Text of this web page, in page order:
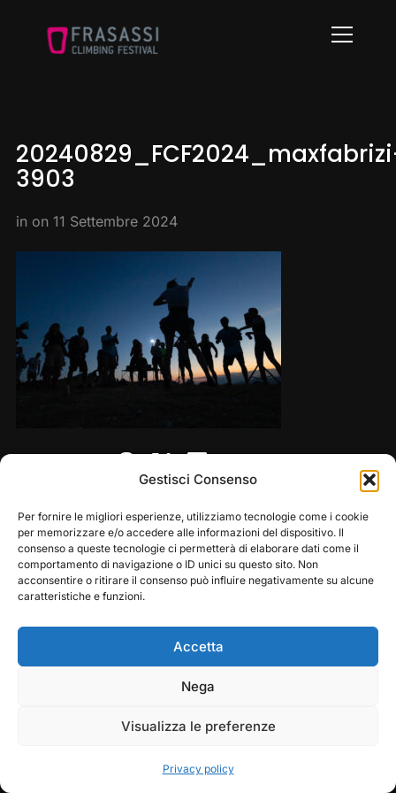
Gestisci Consenso
Per fornire le migliori esperienze, utilizziamo tecnologie come i cookie
per memorizzare e/o accedere alle informazioni del dispositivo. Il
consenso a queste tecnologie ci permetterà di elaborare dati come il
comportamento di navigazione o ID unici su questo sito. Non
acconsentire o ritirare il consenso può influire negativamente su alcune
caratteristiche e funzioni.
Accetta
Nega
Visualizza le preferenze
Privacy policy
Info
3903
in on 11 Settembre 2024
Copyright © 2026 — Frasassi Climbing Festival. All
Designed byWPZOOM